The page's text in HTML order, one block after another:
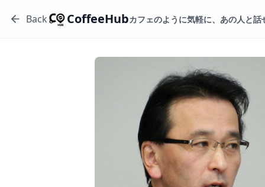
Back CoffeeHubカフェのように気軽に、あの人と話